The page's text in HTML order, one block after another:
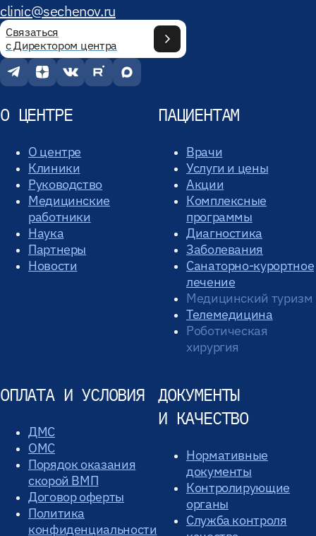
clinic@sechenov.ru
Связаться
с Директором центра
О ЦЕНТРЕ
О центре
Клиники
Руководство
Медицинские
работники
Наука
Партнеры
Новости
ПАЦИЕНТАМ
Врачи
Услуги и цены
Акции
Комплексные
программы
Диагностика
Заболевания
Санаторно-курортное
лечение
Медицинский туризм
Телемедицина
Роботическая
хирургия
ОПЛАТА И УСЛОВИЯ
ДМС
ОМС
Порядок оказания
скорой ВМП
Договор оферты
Политика
конфиденциальности
ДОКУМЕНТЫ
И КАЧЕСТВО
Нормативные
документы
Контролирующие
органы
Служба контроля